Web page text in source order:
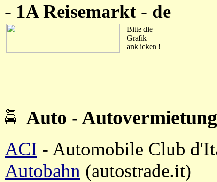
- 1A Reisemarkt - de
Bitte die
Grafik
anklicken !
Auto - Autovermietung
ACI - Automobile Club
Autobahn (autostrade.it)